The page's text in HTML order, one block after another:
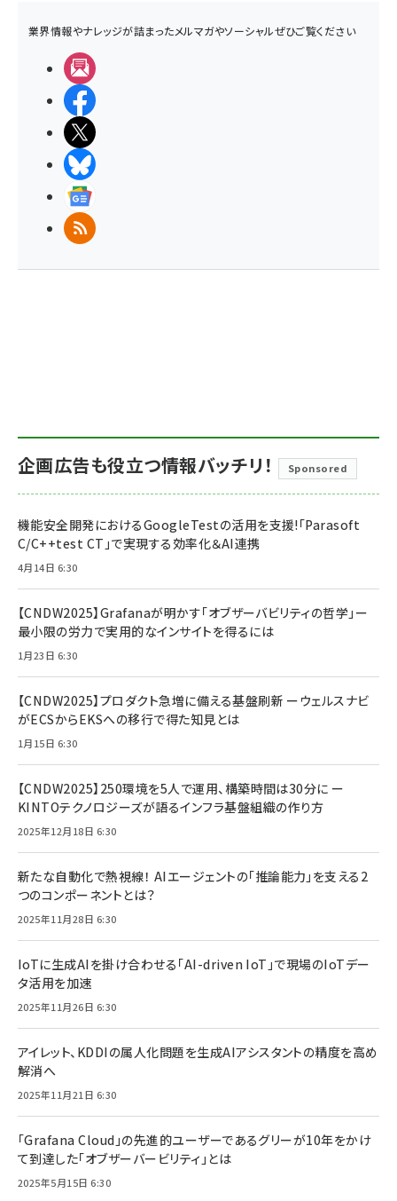
業界情報やナレッジが詰まったメルマガやソーシャルぜひご覧ください
RSS
企画広告も役立つ情報バッチリ！ Sponsored
機能安全開発におけるGoogleTestの活用を支援!「Parasoft
C/C++test CT」で実現する効率化＆AI連携
4月14日 6:30
【CNDW2025】Grafanaが明かす「オブザーバビリティの哲学」ー
最小限の労力で実用的なインサイトを得るには
1月23日 6:30
【CNDW2025】プロダクト急増に備える基盤刷新 ーウェルスナビ
がECSからEKSへの移行で得た知見とは
1月15日 6:30
【CNDW2025】250環境を5人で運用、構築時間は30分に ー
KINTOテクノロジーズが語るインフラ基盤組織の作り方
2025年12月18日 6:30
新たな自動化で熱視線！ AIエージェントの「推論能力」を支える2
つのコンポーネントとは？
2025年11月28日 6:30
IoTに生成AIを掛け合わせる「AI-driven IoT」で現場のIoTデー
タ活用を加速
2025年11月26日 6:30
アイレット、KDDIの属人化問題を生成AIアシスタントの精度を高め
解消へ
2025年11月21日 6:30
「Grafana Cloud」の先進的ユーザーであるグリーが10年をかけ
て到達した「オブザーバービリティ」とは
2025年5月15日 6:30